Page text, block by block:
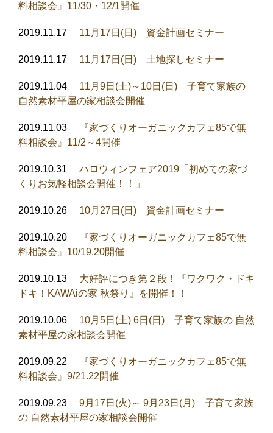
料相談会』11/30・12/1開催
2019.11.17 11月17日(日) 資金計画セミナー
2019.11.17 11月17日(日) 土地探しセミナー
2019.11.04
11月9日(土)～10日(日) 子育て家族の
自然素材平屋の家相談会開催
2019.11.03
『家づくりオーガニックカフェ85で無
料相談会』11/2～4開催
2019.10.31
ハロウィンフェア2019「初めての家づ
くりお気軽相談会開催！！」
2019.10.26 10月27日(日) 資金計画セミナー
2019.10.20
『家づくりオーガニックカフェ85で無
料相談会』10/19.20開催
2019.10.13
大好評につき第２段！『ワクワク・ドキ
ドキ！KAWAiの家 秋祭り』を開催！！
2019.10.06
10月5日(土) 6日(日) 子育て家族の 自然
素材平屋の家相談会開催
2019.09.22
『家づくりオーガニックカフェ85で無
料相談会』9/21.22開催
2019.09.23
9月17日(火)～ 9月23日(月) 子育て家族
の 自然素材平屋の家相談会開催